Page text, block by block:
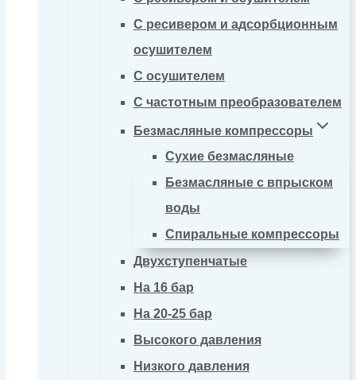
С ресивером и адсорбционным
осушителем
С осушителем
С частотным преобразователем
Безмасляные компрессоры
Сухие безмасляные
Безмасляные с впрыском
воды
Спиральные компрессоры
Двухступенчатые
На 16 бар
На 20-25 бар
Высокого давления
Низкого давления